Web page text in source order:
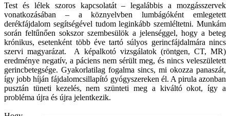
Test és lélek szoros kapcsolatát – legalábbis a mozgásszervek
vonatkozásában – a köznyelvben lumbágóként emlegetett
derékfájdalom segítségével tudom leginkább szemléltetni. Munkám
során feltűnően sokszor szembesülök a jelenséggel, hogy a beteg
krónikus, esetenként több éve tartó súlyos gerincfájdalmára nincs
szervi magyarázat. A képalkotó vizsgálatok (röntgen, CT, MR)
eredménye negatív, a páciens nem sérült meg, és nincs veleszületett
gerincbetegsége. Gyakorlatilag fogalma sincs, mi okozza panaszát,
így jobb híján fájdalomcsillapító gyógyszereken él. A pirula azonban
pusztán tüneti kezelés, nem szünteti meg a kiváltó okot, így a
probléma újra és újra jelentkezik.